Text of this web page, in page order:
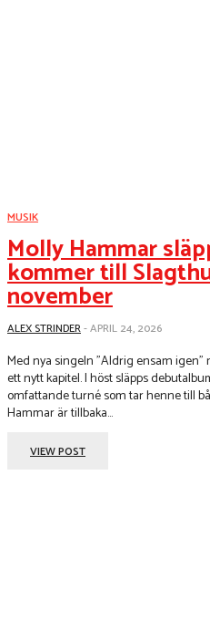
MUSIK
Molly Hammar
kommer till
november
ALEX STRINDER-APRIL 24, 2026
Med nya singeln ”Aldrig ensam
ett nytt kapitel. I höst släpps
omfattande turné som tar henne till både
Hammar är tillbaka...
VIEW POST